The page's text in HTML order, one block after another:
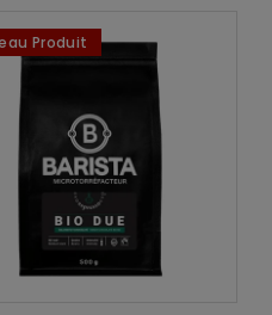
Produit